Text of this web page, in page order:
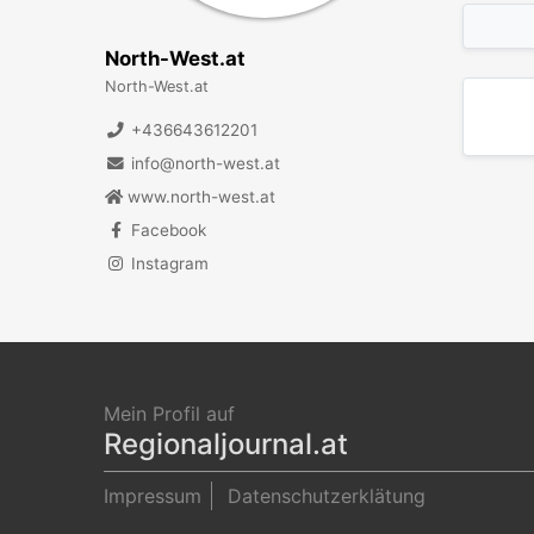
North-West.at
North-West.at
+436643612201
info@north-west.at
www.north-west.at
Facebook
Instagram
Mein Profil auf
Regionaljournal.at
Impressum Datenschutzerklätung